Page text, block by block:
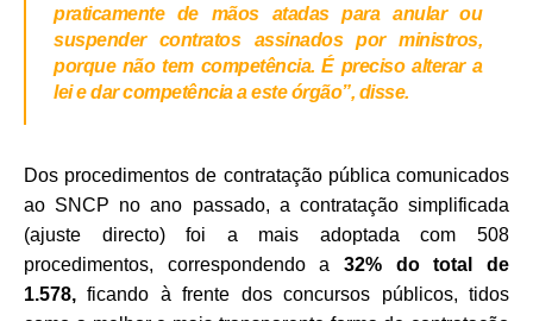
praticamente de mãos atadas para anular ou
suspender contratos assinados por ministros,
porque não tem competência. É preciso alterar a
lei e dar competência a este órgão”, disse.
Dos procedimentos de contratação pública comunicados
ao SNCP no ano passado, a contratação simplificada
(ajuste directo) foi a mais adoptada com 508
procedimentos, correspondendo a 32% do total de
1.578,ficando à frente dos concursos públicos, tidos